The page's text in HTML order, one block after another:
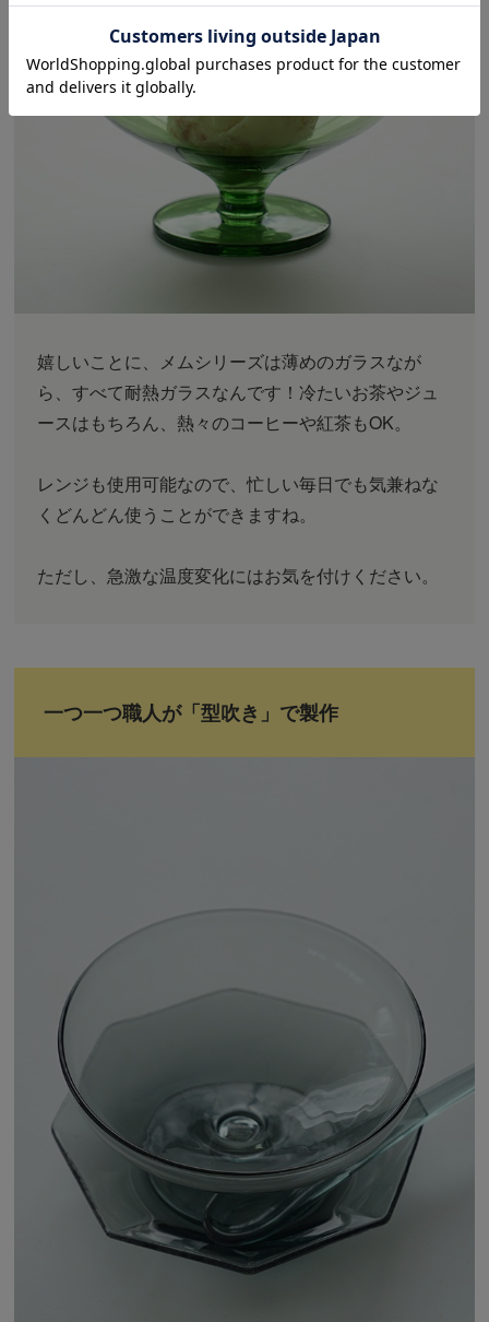
嬉しいことに、メムシリーズは薄めのガラスなが
ら、すべて耐熱ガラスなんです！冷たいお茶やジュ
ースはもちろん、熱々のコーヒーや紅茶もOK。
レンジも使用可能なので、忙しい毎日でも気兼ねな
くどんどん使うことができますね。
ただし、急激な温度変化にはお気を付けください。
一つ一つ職人が「型吹き」で製作